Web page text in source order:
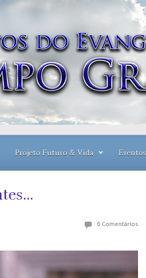
Projeto Futuro & Vida Eventos
6 Comentários